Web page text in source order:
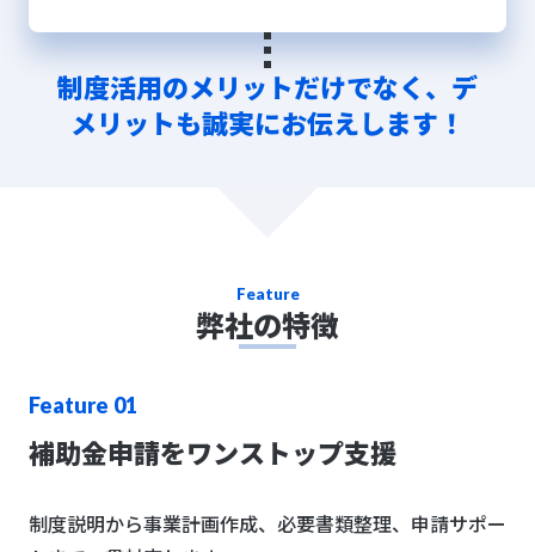
制度活用のメリットだけでなく、デ
メリットも誠実にお伝えします！
arrow_drop_down
Feature
弊社の特徴
Feature 01
補助金申請をワンストップ支援
制度説明から事業計画作成、必要書類整理、申請サポー